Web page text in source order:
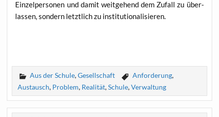
Ein­zel­per­so­nen und damit weit­ge­hend dem Zufall zu über­
las­sen, son­dern letzt­lich zu institutionalisieren.
Aus der Schule,Gesellschaft Anforderung,
Austausch, Problem, Realität,Schule,Verwaltung